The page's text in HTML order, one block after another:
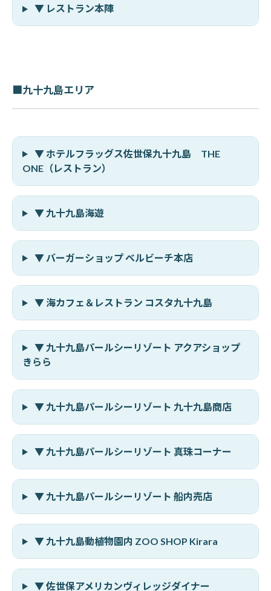
▼ レストラン本陣
■九十九島エリア
▼ ホテルフラッグス佐世保九十九島 THE
ONE（レストラン）
▼ 九十九島海遊
▼ バーガーショップ ベルビーチ本店
▼ 海カフェ＆レストラン コスタ九十九島
▼ 九十九島パールシーリゾート アクアショップ
きらら
▼ 九十九島パールシーリゾート 九十九島商店
▼ 九十九島パールシーリゾート 真珠コーナー
▼ 九十九島パールシーリゾート 船内売店
▼ 九十九島動植物園内 ZOO SHOP Kirara
▼ 佐世保アメリカンヴィレッジダイナー